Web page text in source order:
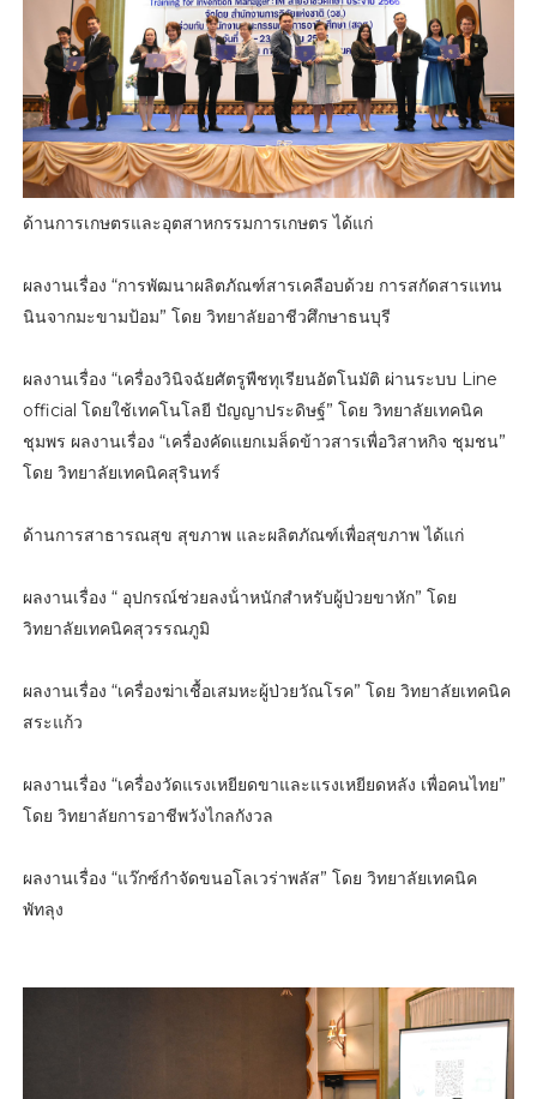
ด้านการเกษตรและอุตสาหกรรมการเกษตร ได้แก่
ผลงานเรื่อง “การพัฒนาผลิตภัณฑ์สารเคลือบด้วย การสกัดสารแทน
นินจากมะขามป้อม” โดย วิทยาลัยอาชีวศึกษาธนบุรี
ผลงานเรื่อง “เครื่องวินิจฉัยศัตรูพืชทุเรียนอัตโนมัติ ผ่านระบบ Line
official โดยใช้เทคโนโลยี ปัญญาประดิษฐ์” โดย วิทยาลัยเทคนิค
ชุมพร ผลงานเรื่อง “เครื่องคัดแยกเมล็ดข้าวสารเพื่อวิสาหกิจ ชุมชน”
โดย วิทยาลัยเทคนิคสุรินทร์
ด้านการสาธารณสุข สุขภาพ และผลิตภัณฑ์เพื่อสุขภาพ ได้แก่
ผลงานเรื่อง “ อุปกรณ์ช่วยลงน้ําหนักสําหรับผู้ป่วยขาหัก” โดย
วิทยาลัยเทคนิคสุวรรณภูมิ
ผลงานเรื่อง “เครื่องฆ่าเชื้อเสมหะผู้ป่วยวัณโรค” โดย วิทยาลัยเทคนิค
สระแก้ว
ผลงานเรื่อง “เครื่องวัดแรงเหยียดขาและแรงเหยียดหลัง เพื่อคนไทย”
โดย วิทยาลัยการอาชีพวังไกลกังวล
ผลงานเรื่อง “แว๊กซ์กําจัดขนอโลเวร่าพลัส” โดย วิทยาลัยเทคนิค
พัทลุง